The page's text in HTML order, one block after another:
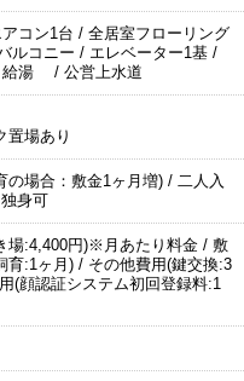
コン1台 / 全居室フローリング
ルコニー / エレベーター1基 /
給湯 / 公営上水道
置場あり
の場合：敷金1ヶ月増) / 二人入
身可
場:4,400円)※月あたり料金 / 敷
育:1ヶ月) / その他費用(鍵交換:3
(顔認証システム初回登録料:1